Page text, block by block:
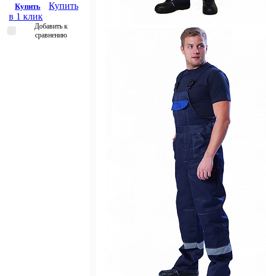
Купить
Купить
в 1 клик
Добавить к
сравнению